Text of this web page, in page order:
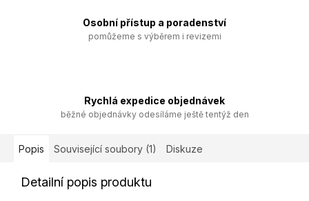
Osobní přístup a poradenství
pomůžeme s výběrem i revizemi
Rychlá expedice objednávek
běžné objednávky odesíláme ještě tentýž den
Popis Související soubory (1) Diskuze
Detailní popis produktu